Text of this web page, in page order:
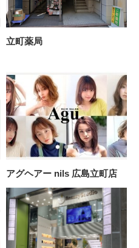
立町薬局
アグヘアー nils 広島立町店